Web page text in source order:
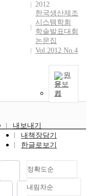
2012
한국생산제조
시스템학회
학술발표대회
논문집
Vol.2012 No.4
원
문보
기
내보내기
내책장담기
한글로보기
정확도순
정확도
내림차순